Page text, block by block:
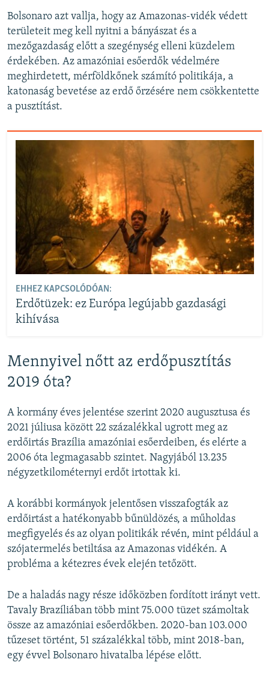
Bolsonaro azt vallja, hogy az Amazonas-vidék védett
területeit meg kell nyitni a bányászat és a
mezőgazdaság előtt a szegénység elleni küzdelem
érdekében. Az amazóniai esőerdők védelmére
meghirdetett, mérföldkőnek számító politikája, a
katonaság bevetése az erdő őrzésére nem csökkentette
a pusztítást.
EHHEZ KAPCSOLÓDÓAN:
Erdőtüzek: ez Európa legújabb gazdasági
kihívása
Mennyivel nőtt az erdőpusztítás
2019 óta?
A kormány éves jelentése szerint 2020 augusztusa és
2021 júliusa között 22 százalékkal ugrott meg az
erdőirtás Brazília amazóniai esőerdeiben, és elérte a
2006 óta legmagasabb szintet. Nagyjából 13.235
négyzetkilométernyi erdőt irtottak ki.
A korábbi kormányok jelentősen visszafogták az
erdőirtást a hatékonyabb bűnüldözés, a műholdas
megfigyelés és az olyan politikák révén, mint például a
szójatermelés betiltása az Amazonas vidékén. A
probléma a kétezres évek elején tetőzött.
De a haladás nagy része időközben fordított irányt vett.
Tavaly Brazíliában több mint 75.000 tüzet számoltak
össze az amazóniai esőerdőkben. 2020-ban 103.000
tűzeset történt, 51 százalékkal több, mint 2018-ban,
egy évvel Bolsonaro hivatalba lépése előtt.